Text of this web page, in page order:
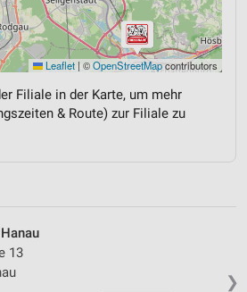
Leaflet | ©OpenStreetMapcontributors
Filiale in der Karte, um mehr
& Route) zur Filiale zu
❯
13